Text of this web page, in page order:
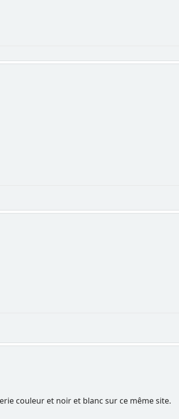
couleur et noir et blanc sur ce même site.